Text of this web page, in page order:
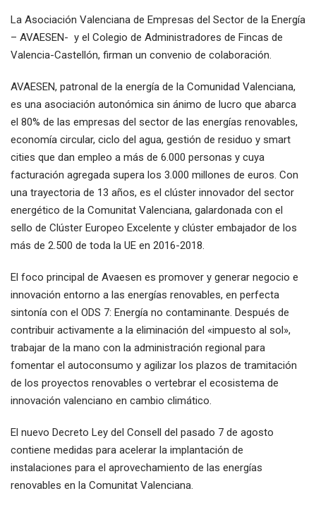
La Asociación Valenciana de Empresas del Sector de la Energía
– AVAESEN- y el Colegio de Administradores de Fincas de
Valencia-Castellón, firman un convenio de colaboración.
AVAESEN, patronal de la energía de la Comunidad Valenciana,
es una asociación autonómica sin ánimo de lucro que abarca
el 80% de las empresas del sector de las energías renovables,
economía circular, ciclo del agua, gestión de residuo y smart
cities que dan empleo a más de 6.000 personas y cuya
facturación agregada supera los 3.000 millones de euros. Con
una trayectoria de 13 años, es el clúster innovador del sector
energético de la Comunitat Valenciana, galardonada con el
sello de Clúster Europeo Excelente y clúster embajador de los
más de 2.500 de toda la UE en 2016-2018.
El foco principal de Avaesen es promover y generar negocio e
innovación entorno a las energías renovables, en perfecta
sintonía con el ODS 7: Energía no contaminante. Después de
contribuir activamente a la eliminación del «impuesto al sol»,
trabajar de la mano con la administración regional para
fomentar el autoconsumo y agilizar los plazos de tramitación
de los proyectos renovables o vertebrar el ecosistema de
innovación valenciano en cambio climático.
El nuevo Decreto Ley del Consell del pasado 7 de agosto
contiene medidas para acelerar la implantación de
instalaciones para el aprovechamiento de las energías
renovables en la Comunitat Valenciana.